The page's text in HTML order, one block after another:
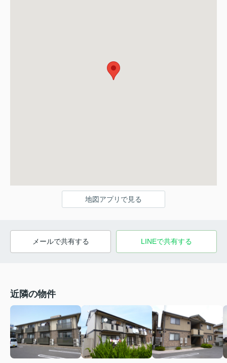
地図アプリで見る
メールで共有する LINEで共有する
近隣の物件